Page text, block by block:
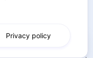
| JCI Accredited
العربية
Privacy policy